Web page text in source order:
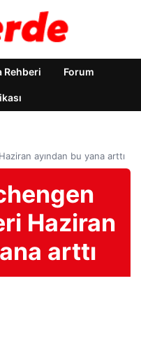
Rehberi Forum
ayından bu yana arttı
Haziran
arttı